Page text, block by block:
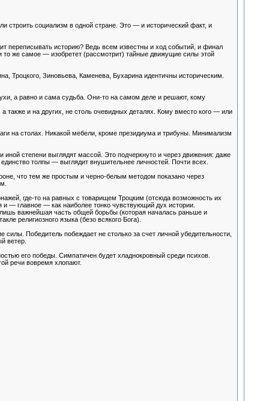
социализм в одной стране. Это — и исторический факт, и
переписывать историю? Ведь всем известны и ход событий, и финал
же самое — изобретет (рассмотрит) тайные движущие силы этой
Троцкого, Зиновьева, Каменева, Бухарина идентичны историческим.
а равно и сама судьба. Они-то на самом деле и решают, кому
также и на других, не столь очевидных деталях. Кому вместо кого — или
на столах. Никакой мебели, кроме президиума и трибуны. Минимализм
степени выглядят массой. Это подчеркнуто и через движения: даже
толпы — выглядит внушительнее личностей. Почти всех.
что тем же простым и черно-белым методом показано через
где-то на равных с товарищем Троцким (отсюда возможность их
— главное — как наиболее тонко чувствующий дух истории.
важнейшая часть общей борьбы (которая началась раньше и
религиозного языка (безо всякого Бога).
Победитель побеждает не столько за счет личной убедительности,
ветер.
его победы. Симпатичен будет хладнокровный среди психов.
речи вовремя хлопают.